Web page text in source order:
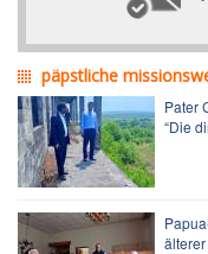
päpstliche
Pater
“Die